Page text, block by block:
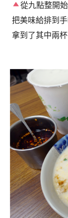
從九點整開
把美味給排到
拿到了其中兩